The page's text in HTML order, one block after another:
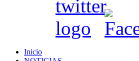
Inicio